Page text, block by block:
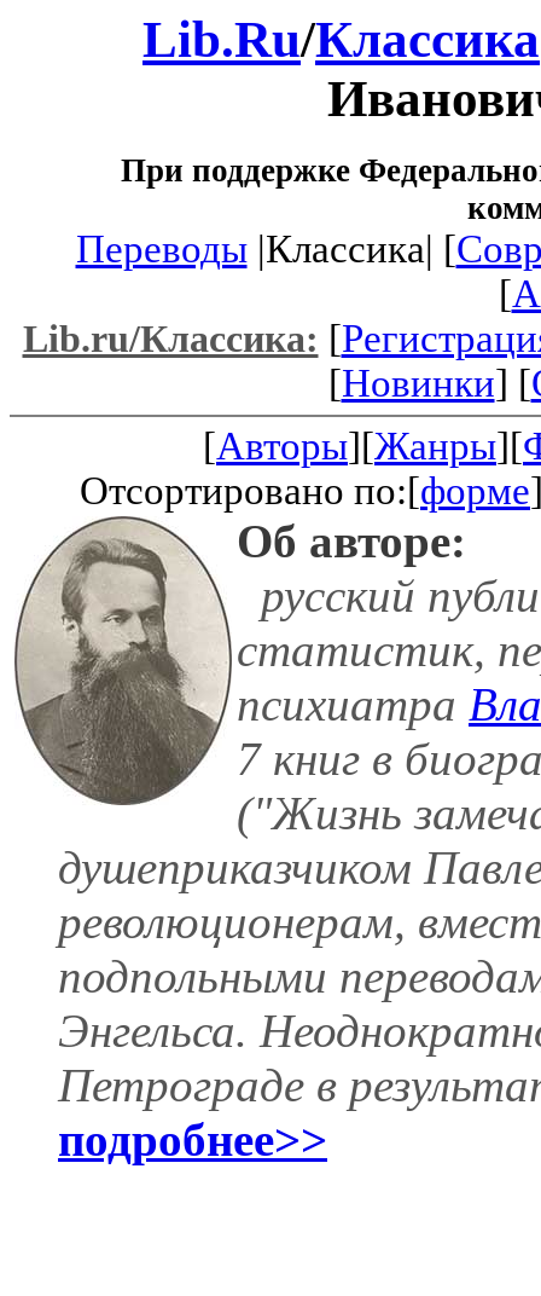
Lib.Ru/Классика
При поддержке
Переводы|Классика| [
[
Lib.ru/Классика: [
[Новинки] [
[Авторы][Жанры][
Отсортировано по:[форме
Об авторе:
русский
статистик,
психиатра
7 книг в
("Жизнь
душеприказчиком
революционерам,
подпольными
Энгельса.
Петрограде в
подробнее>>